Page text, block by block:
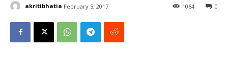
akritibhatia February 5, 2017 0
1064